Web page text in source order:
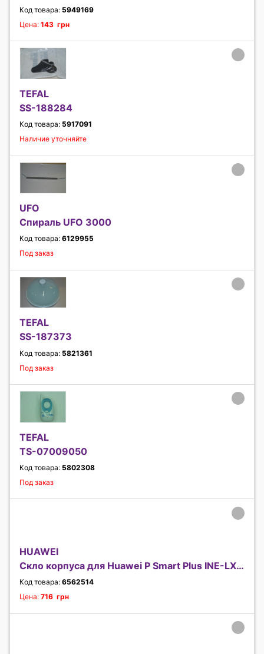
Код товара: 5949169
Цена: 143 грн
TEFAL
SS-188284
Код товара: 5917091
Наличие уточняйте
UFO
Спираль UFO 3000
Код товара: 6129955
Под заказ
TEFAL
SS-187373
Код товара: 5821361
Под заказ
TEFAL
TS-07009050
Код товара: 5802308
Под заказ
HUAWEI
Скло корпуса для Huawei P Smart Plus INE-LX1, чорн
Код товара: 6562514
Цена: 716 грн